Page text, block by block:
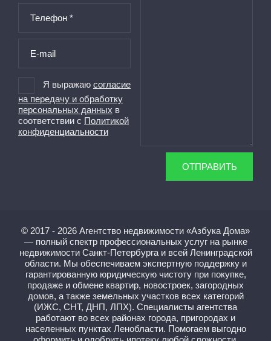
Я выражаю согласие
на передачу и обработку
персональных данных в
соответствии с Политикой
конфиденциальности
ОТПРАВИТЬ
© 2017 - 2026 Агентство недвижимости «Азбука Дома»
— полный спектр профессиональных услуг на рынке
недвижимости Санкт-Петербурга и всей Ленинградской
области. Мы обеспечиваем экспертную поддержку и
гарантированную юридическую чистоту при покупке,
продаже и обмене квартир, новостроек, загородных
домов, а также земельных участков всех категорий
(ИЖС, СНТ, ДНП, ЛПХ). Специалисты агентства
работают во всех районах города, пригородах и
населенных пунктах Ленобласти. Помогаем выгодно